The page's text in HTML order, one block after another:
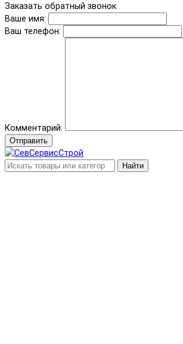
Заказать обратный звонок
Ваше имя:
Ваш телефон:
Комментарий:
Отправить
Найти